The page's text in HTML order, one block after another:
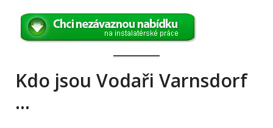
Kdo jsou Vodaři Varnsdorf
…